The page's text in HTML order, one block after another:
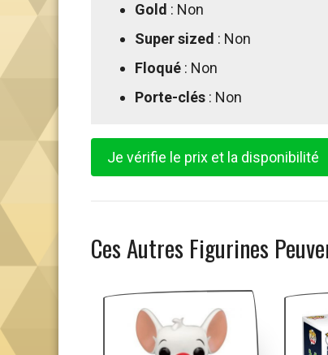
Gold : Non
Super sized : Non
Floqué : Non
Porte-clés : Non
Je vérifie le prix et la disponibilité
Ces Autres Figurines